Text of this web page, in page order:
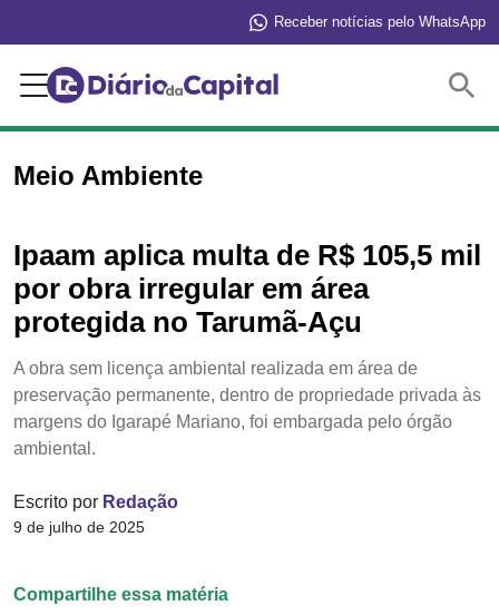
Receber notícias pelo WhatsApp
Meio Ambiente
Ipaam aplica multa de R$ 105,5 mil
por obra irregular em área
protegida no Tarumã-Açu
A obra sem licença ambiental realizada em área de
preservação permanente, dentro de propriedade privada às
margens do Igarapé Mariano, foi embargada pelo órgão
ambiental.
Escrito por Redação
9 de julho de 2025
Compartilhe essa matéria